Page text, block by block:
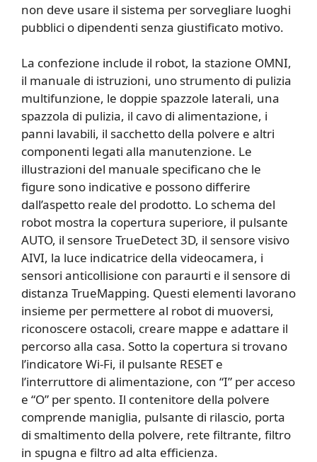
non deve usare il sistema per sorvegliare luoghi
pubblici o dipendenti senza giustificato motivo.
La confezione include il robot, la stazione OMNI,
il manuale di istruzioni, uno strumento di pulizia
multifunzione, le doppie spazzole laterali, una
spazzola di pulizia, il cavo di alimentazione, i
panni lavabili, il sacchetto della polvere e altri
componenti legati alla manutenzione. Le
illustrazioni del manuale specificano che le
figure sono indicative e possono differire
dall’aspetto reale del prodotto. Lo schema del
robot mostra la copertura superiore, il pulsante
AUTO, il sensore TrueDetect 3D, il sensore visivo
AIVI, la luce indicatrice della videocamera, i
sensori anticollisione con paraurti e il sensore di
distanza TrueMapping. Questi elementi lavorano
insieme per permettere al robot di muoversi,
riconoscere ostacoli, creare mappe e adattare il
percorso alla casa. Sotto la copertura si trovano
l’indicatore Wi-Fi, il pulsante RESET e
l’interruttore di alimentazione, con “I” per acceso
e “O” per spento. Il contenitore della polvere
comprende maniglia, pulsante di rilascio, porta
di smaltimento della polvere, rete filtrante, filtro
in spugna e filtro ad alta efficienza.